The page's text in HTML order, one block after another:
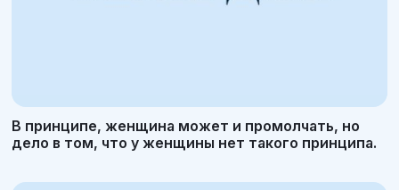
В принципе, женщина может и промолчать, но
дело в том, что у женщины нет такого принципа.